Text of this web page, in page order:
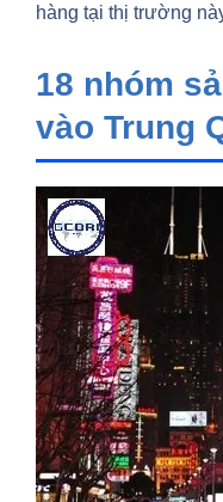
hàng tại thị trường
18 nhóm
vào Trung